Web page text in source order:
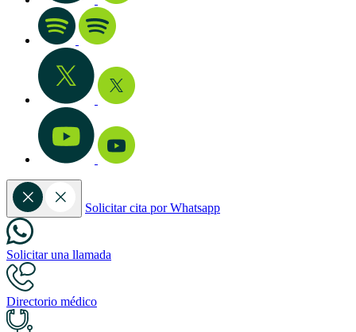
Solicitar cita por Whatsapp
Solicitar una llamada
Directorio médico